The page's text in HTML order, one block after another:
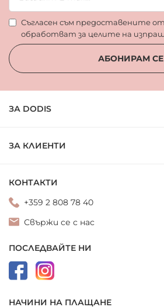
Съгласен съм предоставените
обработват за целите на
АБОНИРАМ СЕ
ЗА DODIS
ЗА КЛИЕНТИ
КОНТАКТИ
+359 2 808 78 40
Свържи се с нас
ПОСЛЕДВАЙТЕ НИ
НАЧИНИ НА ПЛАЩАНЕ